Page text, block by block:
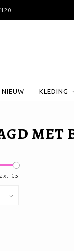
NIEUW KLEDING
MET
€5